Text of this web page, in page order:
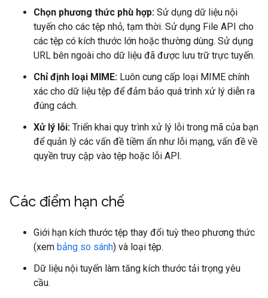
Chọn phương thức phù hợp: Sử dụng dữ liệu nội
tuyến cho các tệp nhỏ, tạm thời. Sử dụng File API cho
các tệp có kích thước lớn hoặc thường dùng. Sử dụng
URL bên ngoài cho dữ liệu đã được lưu trữ trực tuyến.
Chỉ định loại MIME: Luôn cung cấp loại MIME chính
xác cho dữ liệu tệp để đảm bảo quá trình xử lý diễn ra
đúng cách.
Xử lý lỗi: Triển khai quy trình xử lý lỗi trong mã của bạn
để quản lý các vấn đề tiềm ẩn như lỗi mạng, vấn đề về
quyền truy cập vào tệp hoặc lỗi API.
Các điểm hạn chế
Giới hạn kích thước tệp thay đổi tuỳ theo phương thức
(xem bảng so sánh) và loại tệp.
Dữ liệu nội tuyến làm tăng kích thước tải trọng yêu
cầu.